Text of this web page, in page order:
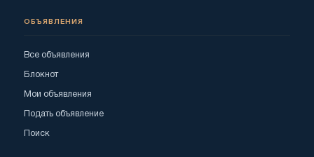
ОБЪЯВЛЕНИЯ
Все объявления
Блокнот
Мои объявления
Подать объявление
Поиск